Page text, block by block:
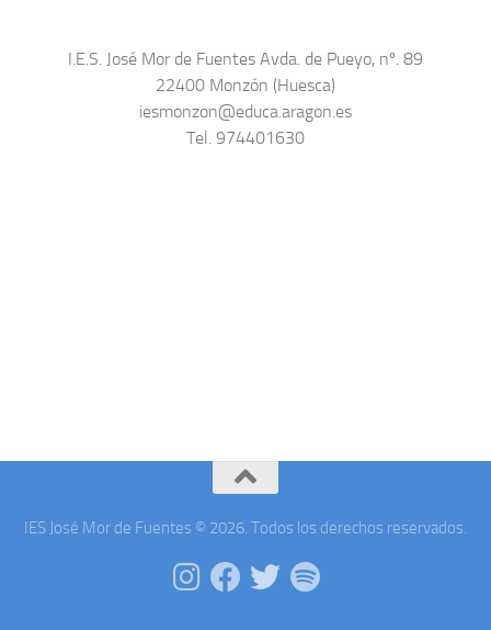
I.E.S. José Mor de Fuentes Avda. de Pueyo, nº. 89
22400 Monzón (Huesca)
iesmonzon@educa.aragon.es
Tel. 974401630
IES José Mor de Fuentes © 2026. Todos los derechos reservados.